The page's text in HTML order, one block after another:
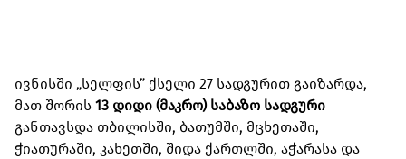
ივნისში „სელფის” ქსელი 27 სადგურით გაიზარდა,
მათ შორის 13 დიდი (მაკრო) საბაზო სადგური
განთავსდა თბილისში, ბათუმში, მცხეთაში,
ჭიათურაში, კახეთში, შიდა ქართლში, აჭარასა და